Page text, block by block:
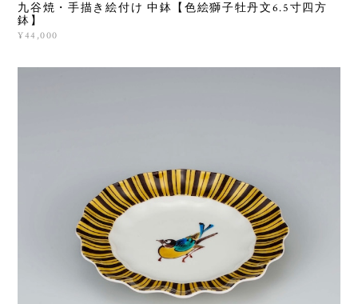
九谷焼・手描き絵付け 中鉢【色絵獅子牡丹文6.5寸四方
鉢】
¥44,000